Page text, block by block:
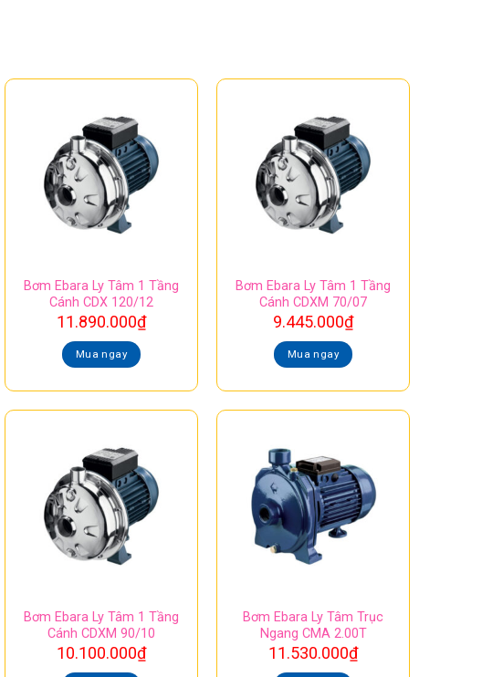
Bơm Ebara Ly Tâm 1 Tầng
Cánh CDX 120/12
11.890.000₫
Mua ngay
Bơm Ebara Ly Tâm 1 Tầng
Cánh CDXM 70/07
9.445.000₫
Mua ngay
Bơm Ebara Ly Tâm 1 Tầng
Cánh CDXM 90/10
10.100.000₫
Bơm Ebara Ly Tâm Trục
Ngang CMA 2.00T
11.530.000₫